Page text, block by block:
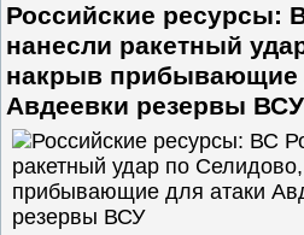
Российские ресурсы:
нанесли ракетный
накрыв прибывающие
Авдеевки резервы ВСУ